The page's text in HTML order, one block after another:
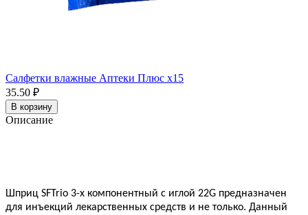
Салфетки влажные Аптеки Плюс x15
35.50 ₽
В корзину
Описание
Шприц SFTrio 3-х компонентный с иглой 22G предназначен
для инъекций лекарственных средств и не только. Данный